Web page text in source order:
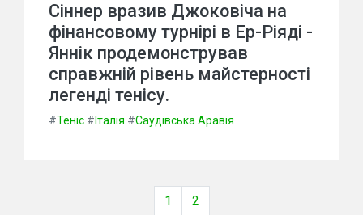
Сіннер вразив Джоковіча на
фінансовому турнірі в Ер-Ріяді -
Яннік продемонстрував
справжній рівень майстерності
легенді тенісу.
#Теніс # Італія #Саудівська Аравія
1 2